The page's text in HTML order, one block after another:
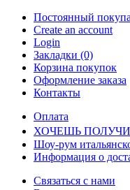
Постоянный
Create an account
Login
Закладки (0)
Корзина покупок
Оформление заказа
Контакты
Оплата
ХОЧЕШЬ
Шоу-рум
Информация о
Связаться с нами